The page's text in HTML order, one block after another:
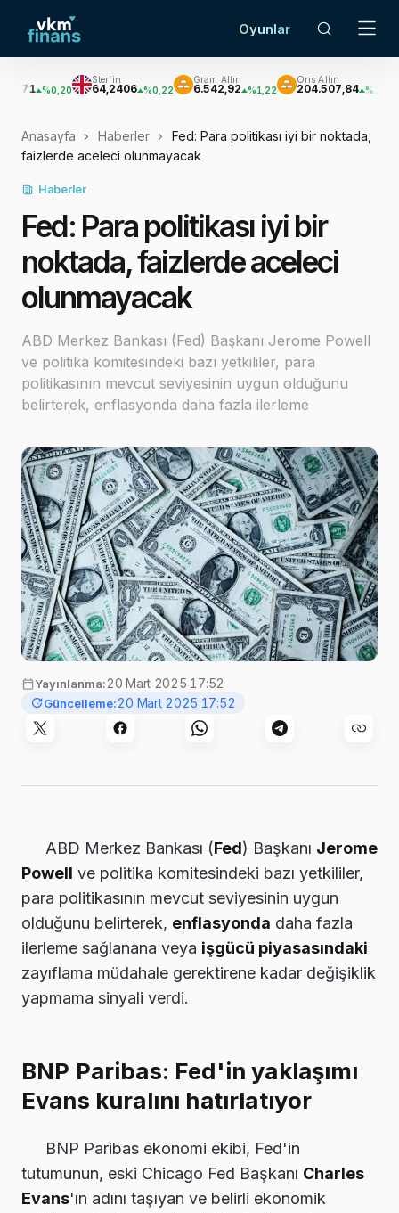
Oyunlar
Sterlin
64,2406 %0,22
Gram Altın
6.542,92 %1,22
Ons Altın
204.507,84 %1,22
Anasayfa Haberler
Fed: Para politikası iyi bir noktada,
faizlerde aceleci olunmayacak
Haberler
Fed: Para politikası iyi bir
noktada, faizlerde aceleci
olunmayacak
ABD Merkez Bankası (Fed) Başkanı Jerome Powell
ve politika komitesindeki bazı yetkililer, para
politikasının mevcut seviyesinin uygun olduğunu
belirterek, enflasyonda daha fazla ilerleme
müdahale gerektirene kadar değişiklik yapmama
sinyali verdi.BNP Par…
Görsel:Alexander Grey
Yayınlanma:20 Mart 2025 17:52
Güncelleme:20 Mart 2025 17:52
ABD Merkez Bankası (Fed) Başkanı Jerome
Powell ve politika komitesindeki bazı yetkililer,
para politikasının mevcut seviyesinin uygun
olduğunu belirterek, enflasyonda daha fazla
ilerleme sağlanana veya işgücü piyasasındaki
zayıflama müdahale gerektirene kadar değişiklik
yapmama sinyali verdi.
BNP Paribas: Fed'in yaklaşımı
Evans kuralını hatırlatıyor
BNP Paribas ekonomi ekibi, Fed'in
tutumunun, eski Chicago Fed Başkanı Charles
Evans'ın adını taşıyan ve belirli ekonomik